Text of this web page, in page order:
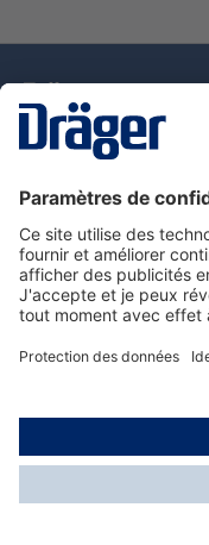
Nous contacter
Service de e-
Informations sur
© Dräger France
*Prix hors taxe.
offerts;